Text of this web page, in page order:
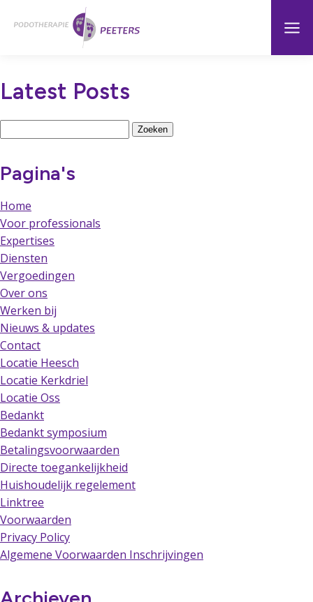
hoofdinhoud
Latest Posts
Pagina's
Home
Voor professionals
Expertises
Diensten
Vergoedingen
Over ons
Werken bij
Nieuws & updates
Contact
Locatie Heesch
Locatie Kerkdriel
Locatie Oss
Bedankt
Bedankt symposium
Betalingsvoorwaarden
Directe toegankelijkheid
Huishoudelijk regelement
Linktree
Voorwaarden
Privacy Policy
Algemene Voorwaarden Inschrijvingen